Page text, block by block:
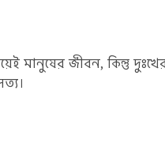
মানুষের জীবন, কিন্তু